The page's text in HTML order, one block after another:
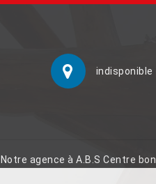
indisponible
Notre agence à A.B.S Centre